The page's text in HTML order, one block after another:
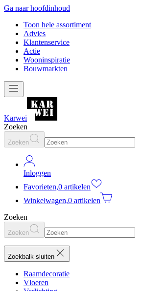
Ga naar hoofdinhoud
Toon hele assortiment
Advies
Klantenservice
Actie
Wooninspiratie
Bouwmarkten
Karwei
Zoeken
Zoeken
Inloggen
Favorieten,0 artikelen
Winkelwagen,0 artikelen
Zoeken
Zoeken
Zoekbalk sluiten
Raamdecoratie
Vloeren